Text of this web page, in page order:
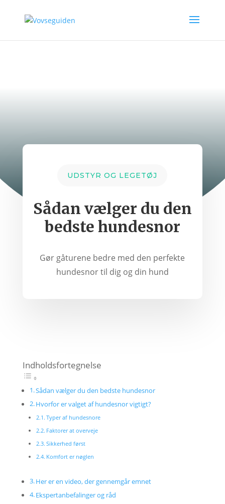
UDSTYR OG LEGETØJ
Sådan vælger du den
bedste hundesnor
Gør gåturene bedre med den perfekte
hundesnor til dig og din hund
Indholdsfortegnelse
Sådan vælger du den bedste hundesnor
Hvorfor er valget af hundesnor vigtigt?
Typer af hundesnore
Faktorer at overveje
Sikkerhed først
Komfort er nøglen
Her er en video, der gennemgår emnet
Ekspertanbefalinger og råd